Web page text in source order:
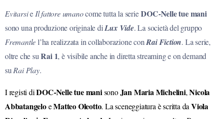
Evitarsie Il fattore umanocome tutta la serieDOC-Nelle tue mani
sono una produzione originale diLux Vide. La società del gruppo
Fremantlel’ha realizzata in collaborazione conRai Fiction. La serie,
oltre che suRai 1, è visibile anche in diretta streaming e on demand
su Rai Play.
I registi diDOC-Nelle tue manisonoJan Maria Michelini,Nicola
AbbatangeloeMatteo Oleotto. La sceneggiatura è scritta daViola